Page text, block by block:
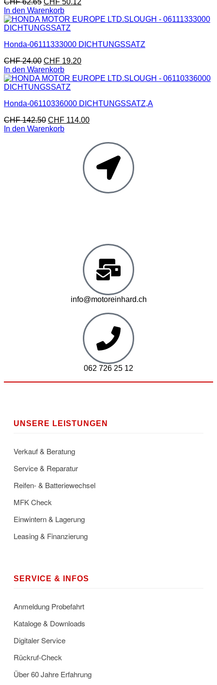
In den Warenkorb
Honda-06111333000 DICHTUNGSSATZ
CHF24.00 CHF 19.20
In den Warenkorb
Honda-06110336000 DICHTUNGSSATZ,A
CHF142.50 CHF 114.00
In den Warenkorb
info@motoreinhard.ch
062 726 25 12
UNSERE LEISTUNGEN
Verkauf & Beratung
Service & Reparatur
Reifen- & Batteriewechsel
MFK Check
Einwintern & Lagerung
Leasing & Finanzierung
SERVICE & INFOS
Anmeldung Probefahrt
Kataloge & Downloads
Digitaler Service
Rückruf-Check
Über 60 Jahre Erfahrung